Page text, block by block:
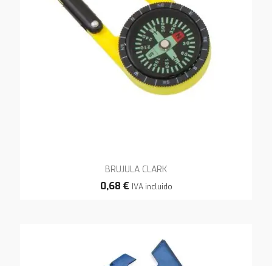
BRUJULA CLARK
0,68 € IVA incluido